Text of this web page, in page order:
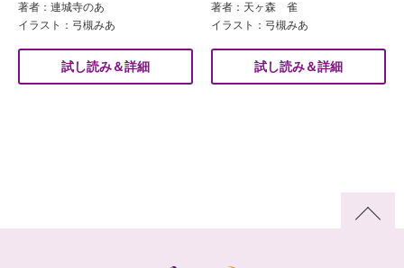
著者：連城寺のあ
イラスト：弓槻みあ
試し読み＆詳細
著者：天ヶ森 雀
イラスト：弓槻みあ
試し読み＆詳細